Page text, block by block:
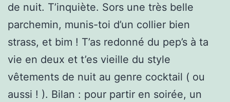
de nuit. T’inquiète. Sors une très belle
parchemin, munis-toi d’un collier bien
strass, et bim ! T’as redonné du pep’s à ta
vie en deux et t’es vieille du style
vêtements de nuit au genre cocktail ( ou
aussi ! ). Bilan : pour partir en soirée, un